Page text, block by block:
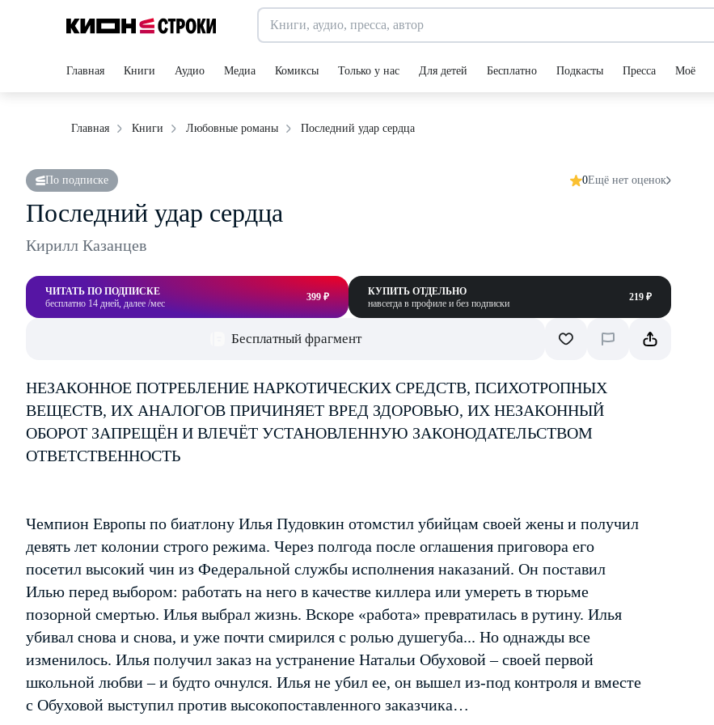
Главная Книги Аудио Медиа Комиксы Только у нас Для детей Бесплатно Подкасты Пресса Моё
Главная Книги Любовные романы Последний удар сердца
По подписке 0Ещё нет оценок
Последний удар сердца
Кирилл Казанцев
ЧИТАТЬ ПО ПОДПИСКЕ
бесплатно 14 дней, далее /мес
399 ₽
КУПИТЬ ОТДЕЛЬНО
навсегда в профиле и без подписки
219 ₽
Бесплатный фрагмент
НЕЗАКОННОЕ ПОТРЕБЛЕНИЕ НАРКОТИЧЕСКИХ СРЕДСТВ, ПСИХОТРОПНЫХ
ВЕЩЕСТВ, ИХ АНАЛОГОВ ПРИЧИНЯЕТ ВРЕД ЗДОРОВЬЮ, ИХ НЕЗАКОННЫЙ
ОБОРОТ ЗАПРЕЩЁН И ВЛЕЧЁТ УСТАНОВЛЕННУЮ ЗАКОНОДАТЕЛЬСТВОМ
ОТВЕТСТВЕННОСТЬ
Чемпион Европы по биатлону Илья Пудовкин отомстил убийцам своей жены и получил
девять лет колонии строго режима. Через полгода после оглашения приговора его
посетил высокий чин из Федеральной службы исполнения наказаний. Он поставил
Илью перед выбором: работать на него в качестве киллера или умереть в тюрьме
позорной смертью. Илья выбрал жизнь. Вскоре «работа» превратилась в рутину. Илья
убивал снова и снова, и уже почти смирился с ролью душегуба... Но однажды все
изменилось. Илья получил заказ на устранение Натальи Обуховой – своей первой
школьной любви – и будто очнулся. Илья не убил ее, он вышел из-под контроля и вместе
с Обуховой выступил против высокопоставленного заказчика…